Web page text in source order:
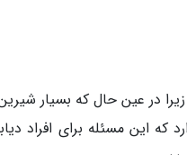
در عین حال که بسیار
توت فرنگی خام در حدود 7 گرم قند دارد که این